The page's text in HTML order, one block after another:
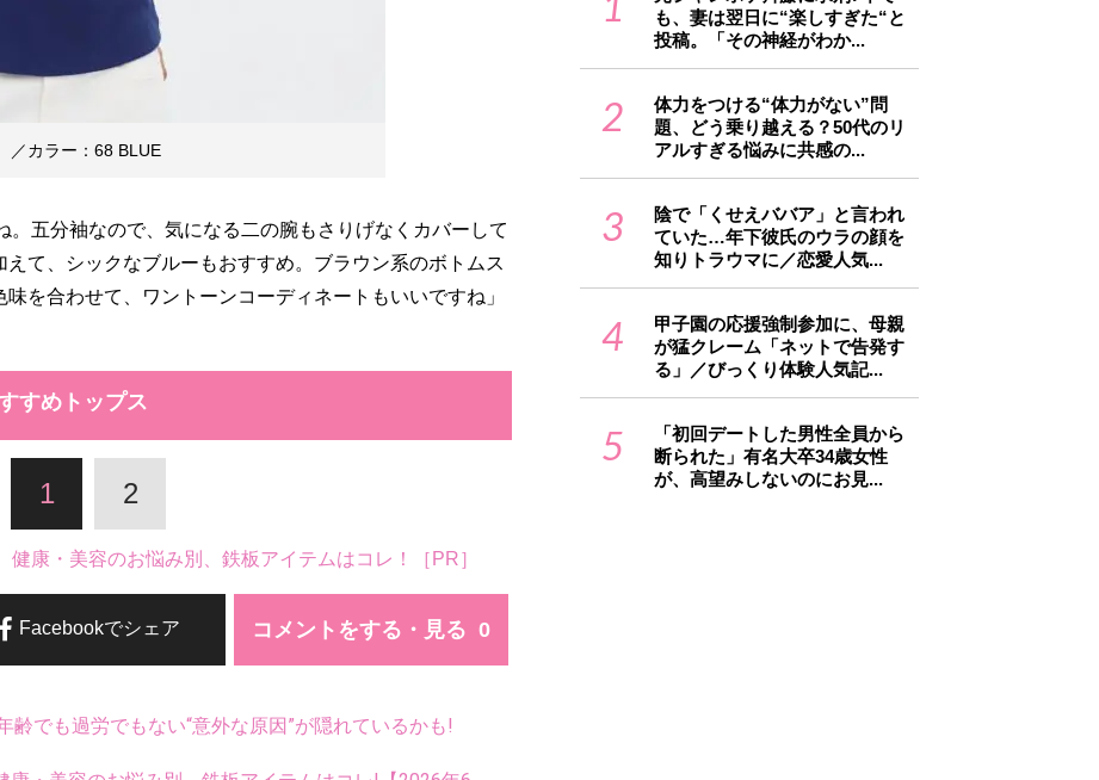
／カラー：68 BLUE
。五分袖なので、気になる二の腕もさりげなくカバーして
て、シックなブルーもおすすめ。ブラウン系のボトムス
を合わせて、ワントーンコーディネートもいいですね」
すめトップス
1 2
康・美容のお悩み別、鉄板アイテムはコレ！［PR］
コメントをする・見る
Facebookでシェア
でも過労でもない“意外な原因”が隠れているかも!
も、妻は翌日に“楽しすぎた“と
投稿。「その神経がわか...
2
体力をつける“体力がない”問
題、どう乗り越える？50代のリ
アルすぎる悩みに共感の...
3
陰で「くせえババア」と言われ
ていた…年下彼氏のウラの顔を
知りトラウマに／恋愛人気...
4
甲子園の応援強制参加に、母親
が猛クレーム「ネットで告発す
る」／びっくり体験人気記...
5
「初回デートした男性全員から
断られた」有名大卒34歳女性
が、高望みしないのにお見...